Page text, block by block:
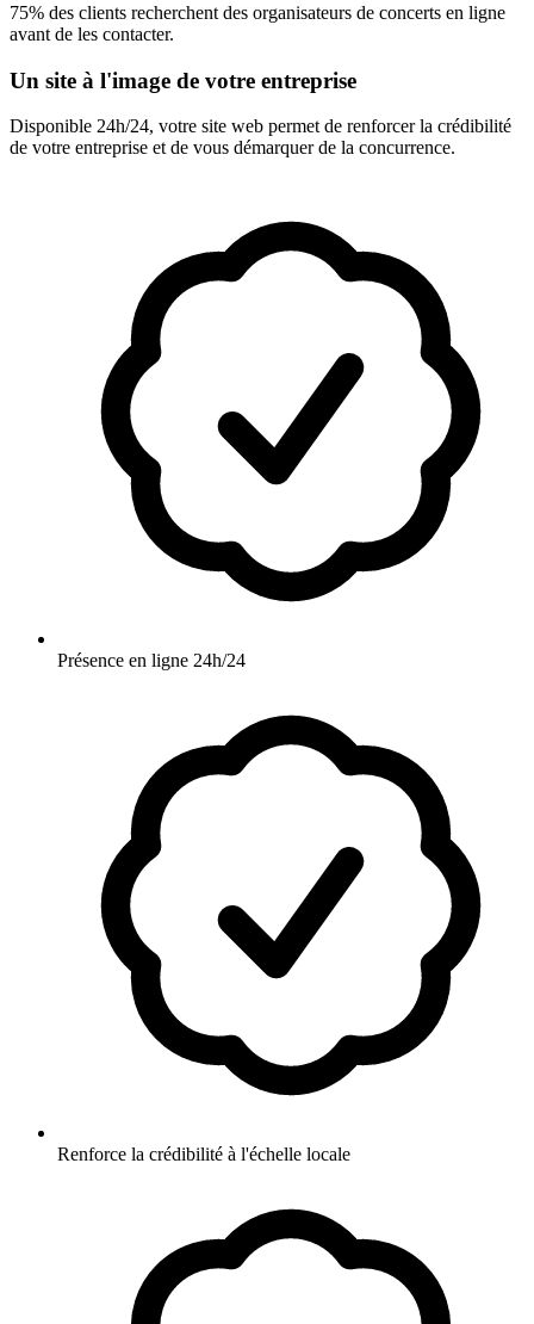
75% des clients recherchent des organisateurs de concerts en ligne
avant de les contacter.
Un site à l'image de votre entreprise
Disponible 24h/24, votre site web permet de renforcer la crédibilité
de votre entreprise et de vous démarquer de la concurrence.
Présence en ligne 24h/24
Renforce la crédibilité à l'échelle locale